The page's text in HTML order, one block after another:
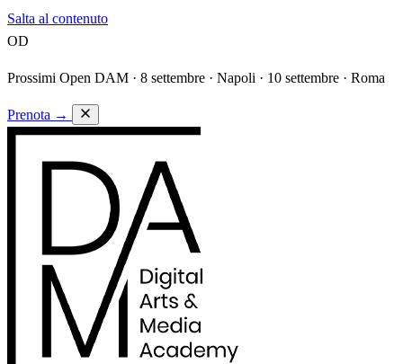
Salta al contenuto
OD
Prossimi Open DAM · 8 settembre · Napoli · 10 settembre · Roma
Prenota →